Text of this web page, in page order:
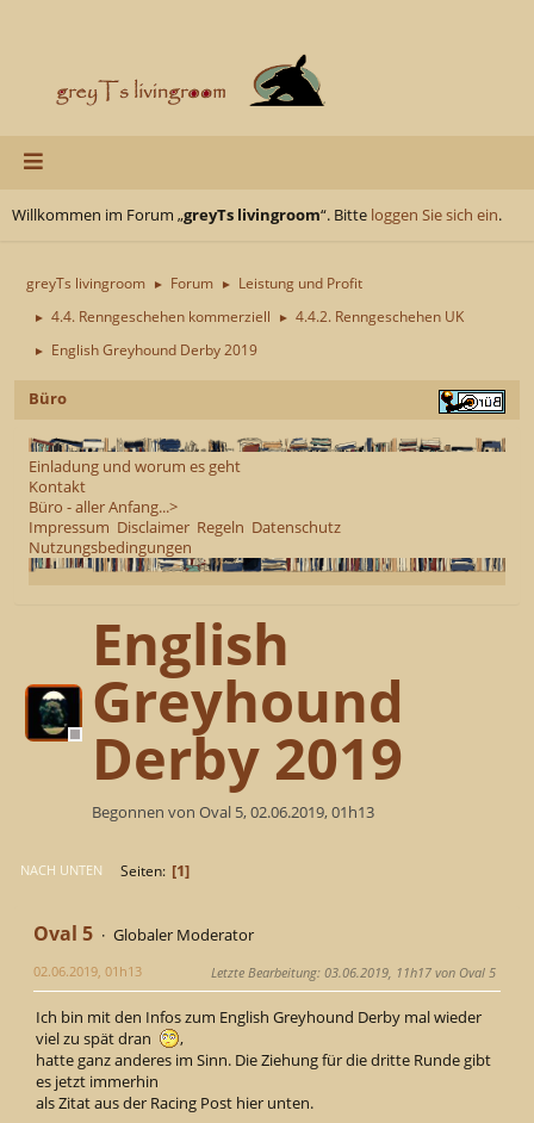
Willkommen im Forum „greyTs livingroom“. Bitte loggen Sie sich ein.
greyTs livingroom ► Forum ► Leistung und Profit
► 4.4. Renngeschehen kommerziell ► 4.4.2. Renngeschehen UK
► English Greyhound Derby 2019
Büro
Einladung und worum es geht
Kontakt
Büro - aller Anfang...>
Impressum Disclaimer Regeln Datenschutz
Nutzungsbedingungen
English
Greyhound
Derby 2019
Begonnen von Oval 5, 02.06.2019, 01h13
NACH UNTEN Seiten 1
Oval 5 Globaler Moderator
02.06.2019, 01h13 Letzte Bearbeitung: 03.06.2019, 11h17 von Oval 5
Ich bin mit den Infos zum English Greyhound Derby mal wieder
viel zu spät dran
,
hatte ganz anderes im Sinn. Die Ziehung für die dritte Runde gibt
es jetzt immerhin
als Zitat aus der Racing Post hier unten.